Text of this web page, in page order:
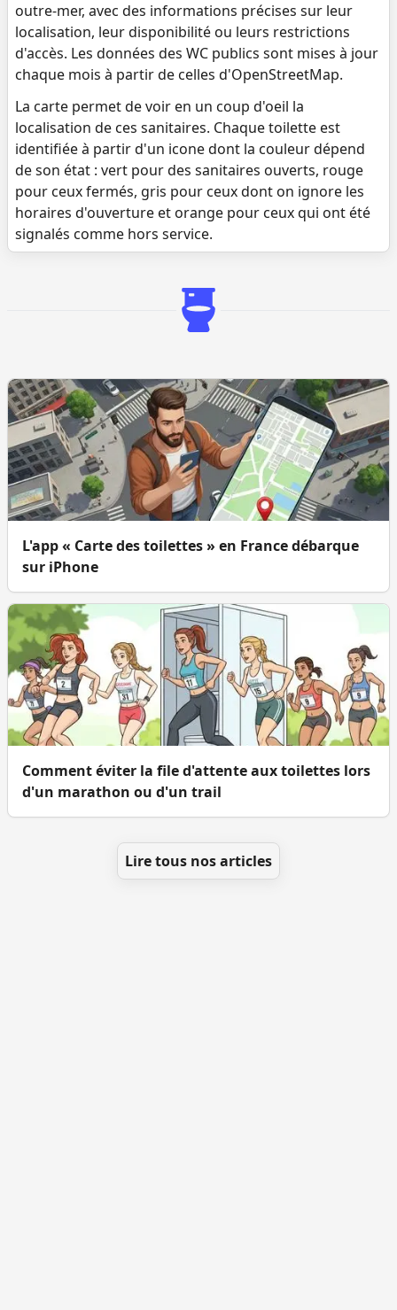
outre-mer, avec des informations précises sur leur
localisation, leur disponibilité ou leurs restrictions
d'accès. Les données des WC publics sont mises à jour
chaque mois à partir de celles d'OpenStreetMap.
La carte permet de voir en un coup d'oeil la
localisation de ces sanitaires. Chaque toilette est
identifiée à partir d'un icone dont la couleur dépend
de son état : vert pour des sanitaires ouverts, rouge
pour ceux fermés, gris pour ceux dont on ignore les
horaires d'ouverture et orange pour ceux qui ont été
signalés comme hors service.
L'app « Carte des toilettes » en France débarque
sur iPhone
Comment éviter la file d'attente aux toilettes lors
d'un marathon ou d'un trail
Lire tous nos articles